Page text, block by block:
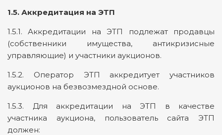
1.5. Аккредитация на ЭТП
1.5.1. Аккредитации на ЭТП подлежат продавцы
(собственники имущества, антикризисные
управляющие) и участники аукционов.
1.5.2. Оператор ЭТП аккредитует участников
аукционов на безвозмездной основе.
1.5.3. Для аккредитации на ЭТП в качестве
участника аукциона, пользователь сайта ЭТП
должен: